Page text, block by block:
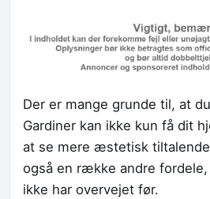
Der er mange grunde til, at
Gardiner kan ikke kun få dit
at se mere æstetisk
også en række andre
ikke har overvejet før.